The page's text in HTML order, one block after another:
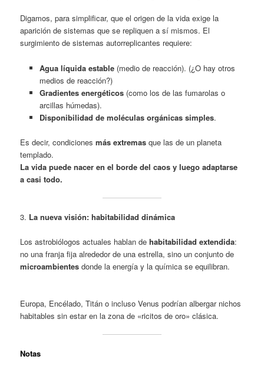
Digamos, para simplificar, que el origen de la vida exige la
aparición de sistemas que se repliquen a sí mismos. El
surgimiento de sistemas autorreplicantes requiere:
Agua líquida estable(medio de reacción). (¿O hay otros
medios de reacción?)
Gradientes energéticos(como los de las fumarolas o
arcillas húmedas).
Disponibilidad de moléculas orgánicas simples.
Es decir, condicionesmás extremas que las de un planeta
templado.
La vida puede nacer en el borde del caos y luego adaptarse
a casi todo.
3. La nueva visión: habitabilidad dinámica
Los astrobiólogos actuales hablan dehabitabilidad extendida:
no una franja fija alrededor de una estrella, sino un conjunto de
microambientes donde la energía y la química se equilibran.
Europa, Encélado, Titán o incluso Venus podrían albergar nichos
habitables sin estar en la zona de «ricitos de oro» clásica.
Notas